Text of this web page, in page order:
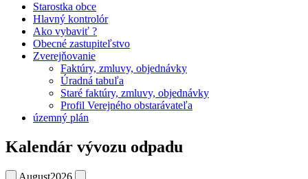
Starostka obce
Hlavný kontrolór
Ako vybaviť ?
Obecné zastupiteľstvo
Zverejňovanie
Faktúry, zmluvy, objednávky
Úradná tabuľa
Staré faktúry, zmluvy, objednávky
Profil Verejného obstarávateľa
územný plán
Kalendár vývozu odpadu